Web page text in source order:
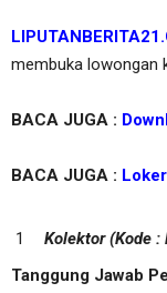
membuka lowongan
BACA JUGA :
BACA JUGA :
Kolektor (Kode :
Tanggung Jawab